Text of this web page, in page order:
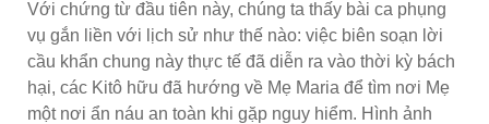
Với chứng từ đầu tiên này, chúng ta thấy bài ca phụng
vụ gắn liền với lịch sử như thế nào: việc biên soạn lời
cầu khẩn chung này thực tế đã diễn ra vào thời kỳ bách
hại, các Kitô hữu đã hướng về Mẹ Maria để tìm nơi Mẹ
một nơi ẩn náu an toàn khi gặp nguy hiểm. Hình ảnh